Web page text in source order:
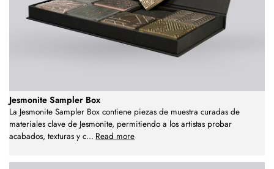
Jesmonite Sampler Box
La Jesmonite Sampler Box contiene piezas de muestra curadas de
materiales clave de Jesmonite, permitiendo a los artistas probar
acabados, texturas y c... Read more